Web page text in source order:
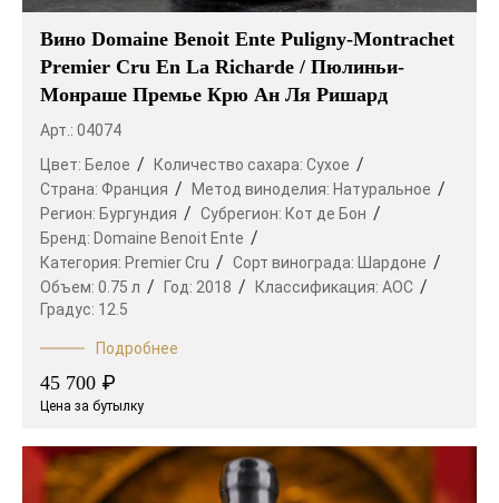
Вино Domaine Benoit Ente Puligny-Montrachet
Premier Cru En La Richarde / Пюлиньи-
Монраше Премье Крю Ан Ля Ришард
Арт.: 04074
Цвет: Белое Количество сахара: Сухое
Страна: Франция Метод виноделия: Натуральное
Регион: Бургундия Субрегион: Кот де Бон
Бренд: Domaine Benoit Ente
Категория: Premier Cru Сорт винограда:
Шардоне
Объем: 0.75 л Год: 2018 Классификация: AOC
Градус: 12.5
Подробнее
45 700 ₽
Цена за бутылку